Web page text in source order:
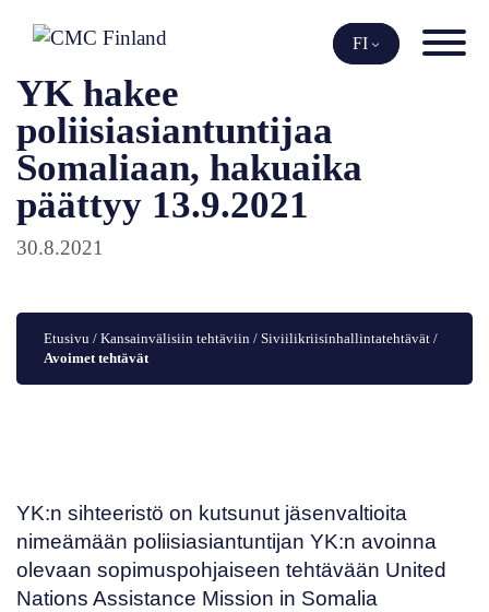
sisältöön
FI
YK hakee
poliisiasiantuntijaa
Somaliaan, hakuaika
päättyy 13.9.2021
30.8.2021
Etusivu / Kansainvälisiin tehtäviin / Siviilikriisinhallintatehtävät
Avoimet tehtävät
YK:n sihteeristö on kutsunut jäsenvaltioita
nimeämään poliisiasiantuntijan YK:n avoinna
olevaan sopimuspohjaiseen tehtävään United
Nations Assistance Mission in Somalia